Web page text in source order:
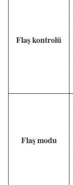
Flaş kontrolü
Flaş modu